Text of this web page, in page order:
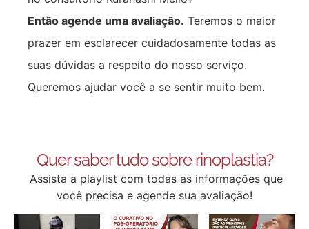
Então agende uma avaliação. Teremos o maior
prazer em esclarecer cuidadosamente todas as
suas dúvidas a respeito do nosso serviço.
Queremos ajudar você a se sentir muito bem.
Quer saber tudo sobre rinoplastia?
Assista a playlist com todas as informações que
você precisa e agende sua avaliação!